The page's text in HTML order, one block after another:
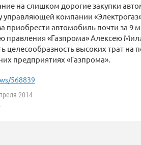
на слишком дорогие закупки
управляющей компании
приобрести автомобиль почти за 9
правления «Газпрома» Алексею
целесообразность высоких трат на
предприятиях «Газпрома».
568839
2014